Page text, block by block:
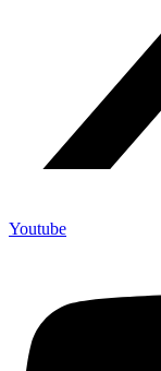
Youtube